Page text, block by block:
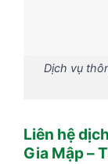
Dịch vụ
Liên hệ
Gia Mập –